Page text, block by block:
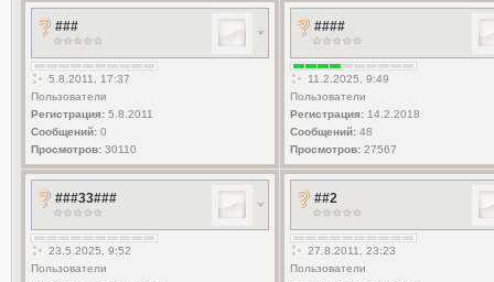
###
5.8.2011, 17:37
Пользователи
Регистрация:5.8.2011
Сообщений:0
Просмотров:30110
####
11.2.2025, 9:49
Пользователи
Регистрация:14.2.2018
Сообщений:48
Просмотров:27567
###33###
23.5.2025, 9:52
Пользователи
##2
27.8.2011, 23:23
Пользователи